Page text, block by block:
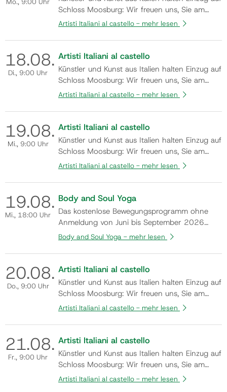
Schloss Moosburg: Wir freuen uns, Sie am
Samstag, den 8. August 2026, um 19:00 Uhr
„ARTISTI ITALIANI AL CASTELLO“ herzlich
willkommen zu heißen. In der einzigartigen
Atmosphäre des Schlosses präsentieren ren…
Artisti Italiani al castello - mehr lesen
18.08.
Di., 9:00 Uhr
Artisti Italiani al castello
Künstler und Kunst aus Italien halten Einzug auf
Schloss Moosburg: Wir freuen uns, Sie am
Samstag, den 8. August 2026, um 19:00 Uhr
„ARTISTI ITALIANI AL CASTELLO“ herzlich
willkommen zu heißen. In der einzigartigen
Atmosphäre des Schlosses präsentieren ren…
Artisti Italiani al castello - mehr lesen
19.08.
Mi., 9:00 Uhr
Artisti Italiani al castello
Künstler und Kunst aus Italien halten Einzug auf
Schloss Moosburg: Wir freuen uns, Sie am
Samstag, den 8. August 2026, um 19:00 Uhr
„ARTISTI ITALIANI AL CASTELLO“ herzlich
willkommen zu heißen. In der einzigartigen
Atmosphäre des Schlosses präsentieren ren…
Artisti Italiani al castello - mehr lesen
19.08.
Mi., 18:00 Uhr
Body and Soul Yoga
Das kostenlose Bewegungsprogramm ohne
Anmeldung von Juni bis September 2026
unter der Kursleitung von Mag. Silvia
Body and Soul Yoga - mehr lesen
20.08.
Do., 9:00 Uhr
Artisti Italiani al castello
Künstler und Kunst aus Italien halten Einzug auf
Schloss Moosburg: Wir freuen uns, Sie am
Samstag, den 8. August 2026, um 19:00 Uhr
„ARTISTI ITALIANI AL CASTELLO“ herzlich
willkommen zu heißen. In der einzigartigen
Atmosphäre des Schlosses präsentieren ren…
Artisti Italiani al castello - mehr lesen
21.08.
Fr., 9:00 Uhr
Artisti Italiani al castello
Künstler und Kunst aus Italien halten Einzug auf
Schloss Moosburg: Wir freuen uns, Sie am
Samstag, den 8. August 2026, um 19:00 Uhr
Artisti Italiani al castello - mehr lesen